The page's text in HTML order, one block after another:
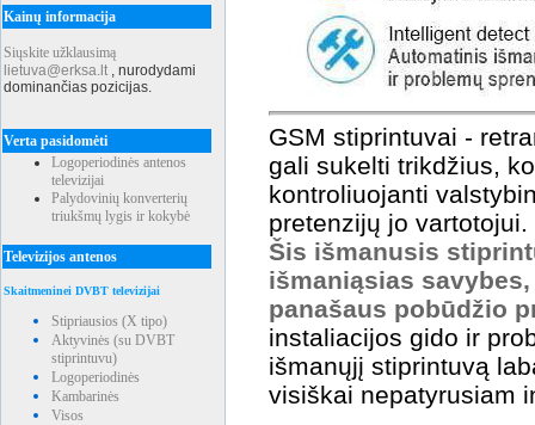
Kainų informacija
Siųskite užklausimą
lietuva@erksa.lt , nurodydami
dominančias pozicijas.
Verta pasidomėti
Logoperiodinės antenos
televizijai
Palydovinių konverterių
triukšmų lygis ir kokybė
Televizijos antenos
Skaitmeninei DVBT televizijai
Stipriausios (X tipo)
Aktyvinės (su DVBT
stiprintuvu)
Logoperiodinės
Kambarinės
Visos
GSM stiprintuvai -
gali sukelti trikdžius,
kontroliuojanti
pretenzijų jo vartotojui.
Šis išmanusis
išmaniąsias
panašaus pobūdžio
instaliacijos gido ir
išmanųjį stiprintuvą
visiškai nepatyrusiam